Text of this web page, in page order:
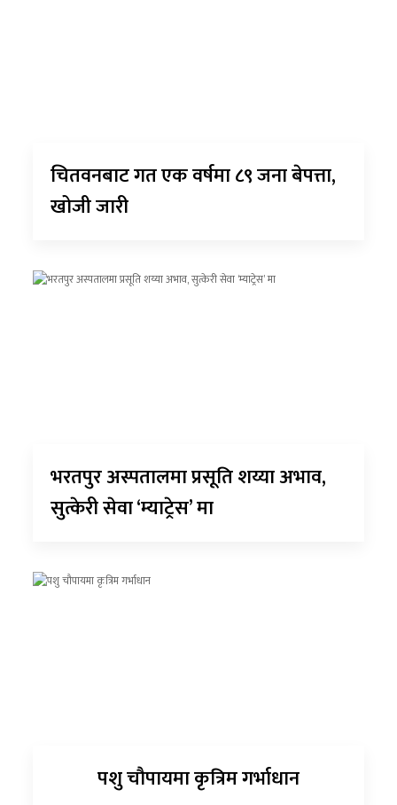
चितवनबाट गत एक वर्षमा ८९ जना बेपत्ता,
खोजी जारी
भरतपुर अस्पतालमा प्रसूति शय्या अभाव,
सुत्केरी सेवा ‘म्याट्रेस’ मा
पशु चौपायमा कृत्रिम गर्भाधान